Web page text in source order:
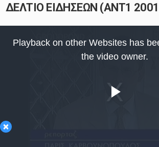
ΔΕΛΤΙΟ ΕΙΔΗΣΕΩΝ (ANT1
×
Playback on other Websites has
the video owner.